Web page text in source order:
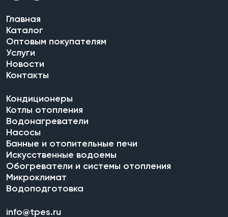
Главная
Каталог
Оптовым покупателям
Услуги
Новости
Контакты
Кондиционеры
Котлы отопления
Водонагреватели
Насосы
Банные и отопительные печи
Искусственные водоемы
Обогреватели и системы отопления
Микроклимат
Водоподготовка
info@tpes.ru